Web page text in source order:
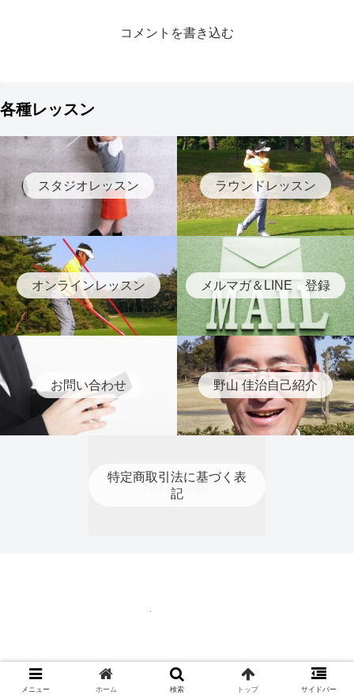
コメントを書き込む
各種レッスン
スタジオレッスン ラウンドレッスン
オンラインレッスン メルマガ＆LINE 登録
お問い合わせ 野山 佳治自己紹介
特定商取引法に基づく表
記
© 2020 ティーチングプロ 野山 佳治.
メニュー ホーム 検索 トップ サイドバー